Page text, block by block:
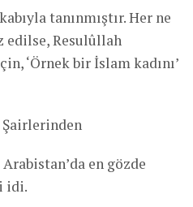
tanınmıştır. Her ne
edilse, Resulûllah
‘Örnek bir İslam kadını’
Şairlerinden
en gözde
idi.